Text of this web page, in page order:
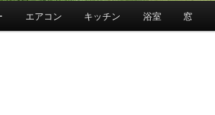
エアコン キッチン 浴室 窓